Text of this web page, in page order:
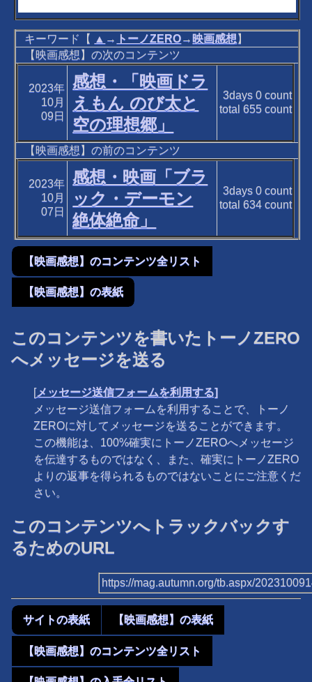
キーワード【 ▲ → トーノZERO→ 映画感想】
【映画感想】の次のコンテンツ
2023年
10月
09日
感想・「映画ドラ
えもん のび太と
空の理想郷」
3days 0count
total 655count
【映画感想】の前のコンテンツ
2023年
10月
07日
感想・映画「ブラ
ック・デーモン
絶体絶命」
3days 0count
total 634count
【映画感想】のコンテンツ全リスト
【映画感想】の表紙
このコンテンツを書いたトーノZERO
へメッセージを送る
[メッセージ送信フォームを利用する]
メッセージ送信フォームを利用することで、トーノ
ZEROに対してメッセージを送ることができます。
この機能は、100%確実にトーノZEROへメッセージ
を伝達するものではなく、また、確実にトーノZERO
よりの返事を得られるものではないことにご注意くだ
さい。
このコンテンツへトラックバックす
るためのURL
https://mag.autumn.org/tb.aspx/
サイトの表紙 【映画感想】の表紙
【映画感想】のコンテンツ全リスト